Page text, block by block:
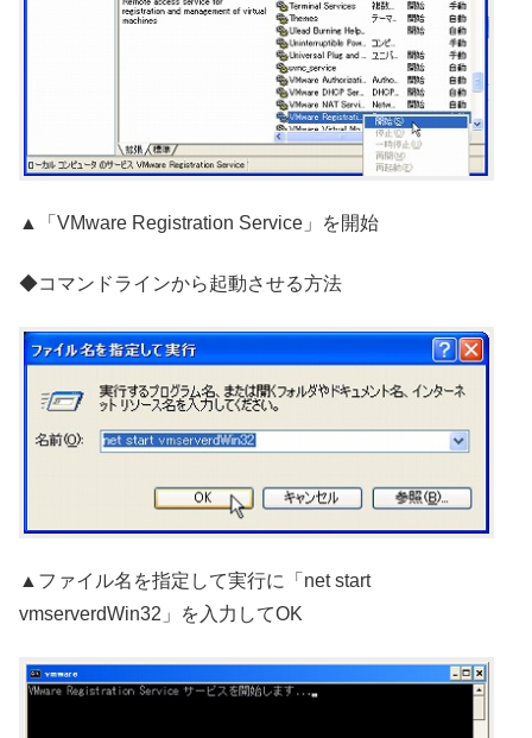
▲「VMware Registration Service」を開始
◆コマンドラインから起動させる方法
▲ファイル名を指定して実行に「net start
vmserverdWin32」を入力してOK